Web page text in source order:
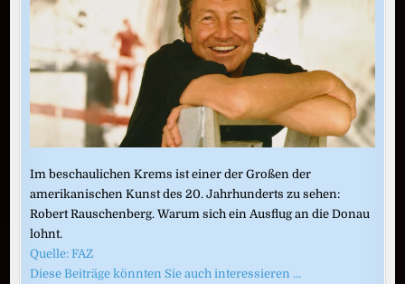
Im beschaulichen Krems ist einer der Großen der
amerikanischen Kunst des 20. Jahrhunderts zu sehen:
Robert Rauschenberg. Warum sich ein Ausflug an die Donau
lohnt.
Quelle: FAZ
Diese Beiträge könnten Sie auch interessieren …